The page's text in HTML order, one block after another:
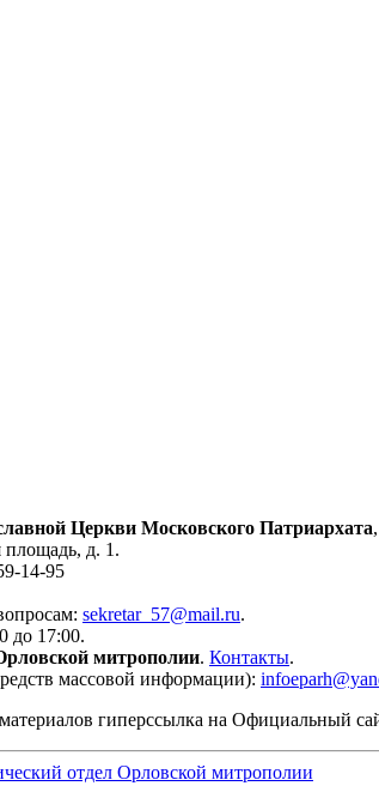
Церкви Московского Патриархата
площадь, д. 1.
14-95
sekretar_57@mail.ru.
до 17:00.
митрополии. Контакты.
массовой информации):
гиперссылка на Официальный
отдел Орловской митрополии